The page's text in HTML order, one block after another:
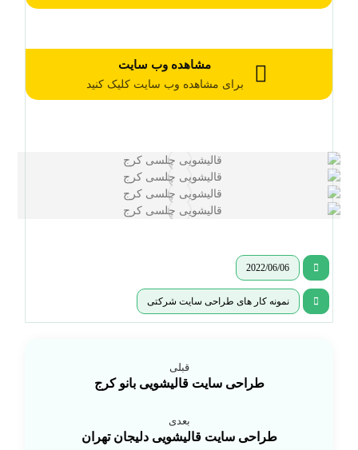
مشاهده وب سایت
برای مشاهده وب سایت کلیک کنید
2022/06/06
نمونه کار های طراحی سایت شرکتی
قبلی
طراحی سایت قالیشویی بانو کرج
بعدی
طراحی سایت قالیشویی دلیجان تهران